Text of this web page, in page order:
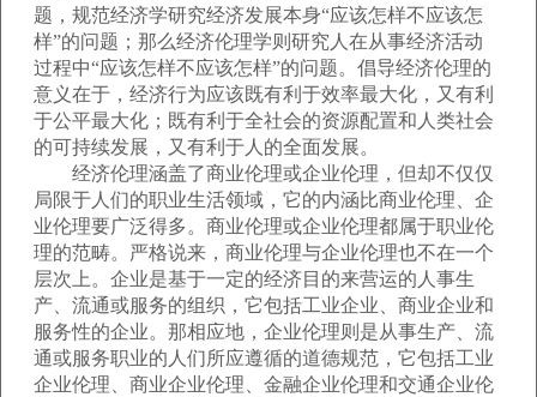
题，规范经济学研究经济发展本身“应该怎样不应该怎
样”的问题；那么经济伦理学则研究人在从事经济活动
过程中“应该怎样不应该怎样”的问题。倡导经济伦理的
意义在于，经济行为应该既有利于效率最大化，又有利
于公平最大化；既有利于全社会的资源配置和人类社会
的可持续发展，又有利于人的全面发展。
经济伦理涵盖了商业伦理或企业伦理，但却不仅仅
局限于人们的职业生活领域，它的内涵比商业伦理、企
业伦理要广泛得多。商业伦理或企业伦理都属于职业伦
理的范畴。严格说来，商业伦理与企业伦理也不在一个
层次上。企业是基于一定的经济目的来营运的人事生
产、流通或服务的组织，它包括工业企业、商业企业和
服务性的企业。那相应地，企业伦理则是从事生产、流
通或服务职业的人们所应遵循的道德规范，它包括工业
企业伦理、商业企业伦理、金融企业伦理和交通企业伦